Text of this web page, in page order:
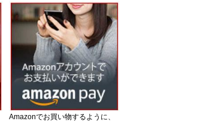
Amazonでお買い物するように、